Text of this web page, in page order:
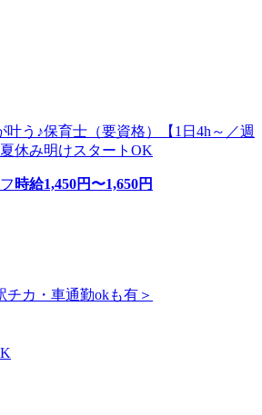
う♪保育士（要資格）【1日4h～／週
休み明けスタートOK
時給1,450円〜1,650円
カ・車通勤okも有＞